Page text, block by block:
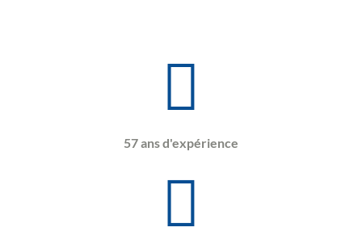
57 ans d'expérience